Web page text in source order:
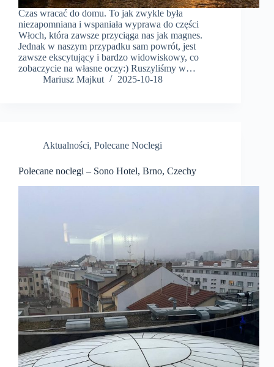
Czas wracać do domu. To jak zwykle była
niezapomniana i wspaniała wyprawa do części
Włoch, która zawsze przyciąga nas jak magnes.
Jednak w naszym przypadku sam powrót, jest
zawsze ekscytujący i bardzo widowiskowy, co
zobaczycie na własne oczy:) Ruszyliśmy w…
Mariusz Majkut
2025-10-18
Aktualności, Polecane Noclegi
Polecane noclegi – Sono Hotel, Brno, Czechy